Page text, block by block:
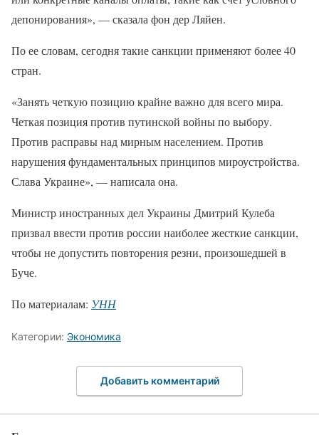
депонирования», — сказала фон дер Ляйен.
По ее словам, сегодня такие санкции применяют более 40
стран.
«Занять четкую позицию крайне важно для всего мира.
Четкая позиция против путинской войны по выбору.
Против расправы над мирным населением. Против
нарушения фундаментальных принципов мироустройства.
Слава Украине», — написала она.
Министр иностранных дел Украины Дмитрий Кулеба
призвал ввести против россии наиболее жесткие санкции,
чтобы не допустить повторения резни, произошедшей в
Буче.
По материалам: УНН
Категории: Экономика
Добавить комментарий